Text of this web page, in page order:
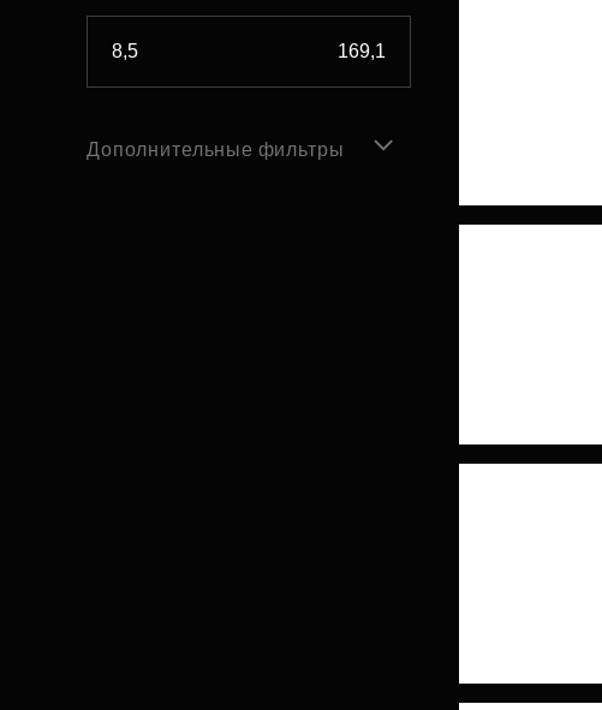
Дополнительные фильтры